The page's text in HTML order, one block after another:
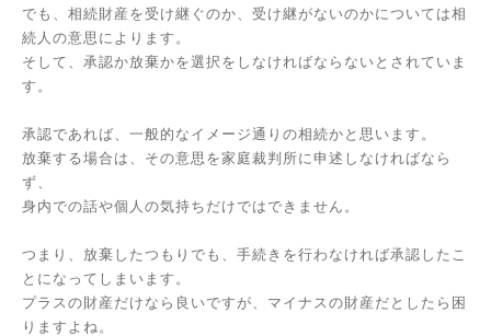
でも、相続財産を受け継ぐのか、受け継がないのかについては相
続人の意思によります。
そして、承認か放棄かを選択をしなければならないとされていま
す。
承認であれば、一般的なイメージ通りの相続かと思います。
放棄する場合は、その意思を家庭裁判所に申述しなければなら
ず、
身内での話や個人の気持ちだけではできません。
つまり、放棄したつもりでも、手続きを行わなければ承認したこ
とになってしまいます。
プラスの財産だけなら良いですが、マイナスの財産だとしたら困
りますよね。